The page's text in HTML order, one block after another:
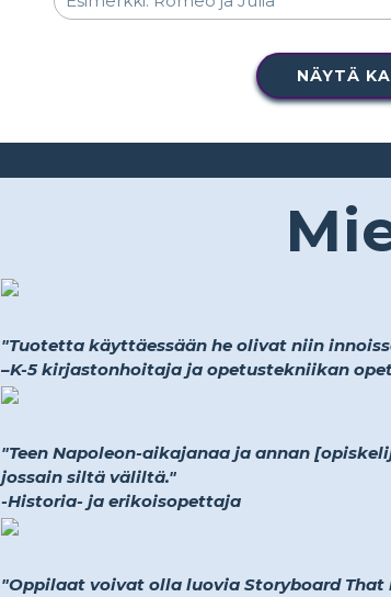
NÄYTÄ
"Tuotetta käyttäessään he olivat niin
–K-5 kirjastonhoitaja ja opetustekniikan
"Teen Napoleon-aikajanaa ja annan
jossain siltä väliltä."
-Historia- ja erikoisopettaja
"Oppilaat voivat olla luovia Storyboard